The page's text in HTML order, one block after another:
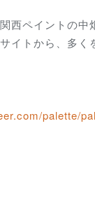
西ペイントの中
イトから、多く
palette/